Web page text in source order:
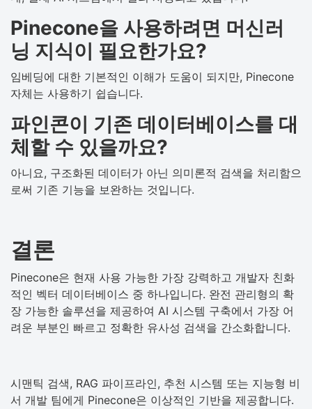
Pinecone을 사용하려면 머신러
닝 지식이 필요한가요?
임베딩에 대한 기본적인 이해가 도움이 되지만, Pinecone
자체는 사용하기 쉽습니다.
파인콘이 기존 데이터베이스를 대
체할 수 있을까요?
아니요, 구조화된 데이터가 아닌 의미론적 검색을 처리함으
로써 기존 기능을 보완하는 것입니다.
결론
Pinecone은 현재 사용 가능한 가장 강력하고 개발자 친화
적인 벡터 데이터베이스 중 하나입니다. 완전 관리형의 확
장 가능한 솔루션을 제공하여 AI 시스템 구축에서 가장 어
려운 부분인 빠르고 정확한 유사성 검색을 간소화합니다.
시맨틱 검색, RAG 파이프라인, 추천 시스템 또는 지능형 비
서 개발 팀에게 Pinecone은 이상적인 기반을 제공합니다.